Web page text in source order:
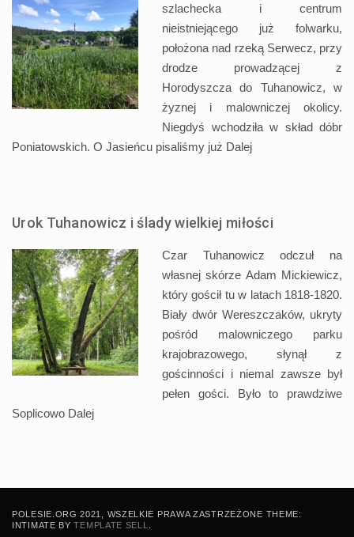
szlachecka i centrum
nieistniejącego już folwarku,
położona nad rzeką Serwecz, przy
drodze prowadzącej z
Horodyszcza do Tuhanowicz, w
żyznej i malowniczej okolicy.
Niegdyś wchodziła w skład dóbr
Poniatowskich. O Jasieńcu pisaliśmy już Dalej
Urok Tuhanowicz i ślady wielkiej miłości
Czar Tuhanowicz odczuł na
własnej skórze Adam Mickiewicz,
który gościł tu w latach 1818-1820.
Biały dwór Wereszczaków, ukryty
pośród malowniczego parku
krajobrazowego, słynął z
gościnności i niemal zawsze był
pełen gości. Było to prawdziwe
Soplicowo Dalej
POLESIE.ORG 2021, WSZELKIE PRAWA ZASTRZEŻONE THEME:
INTIMATE BYTEMPLATE SELL